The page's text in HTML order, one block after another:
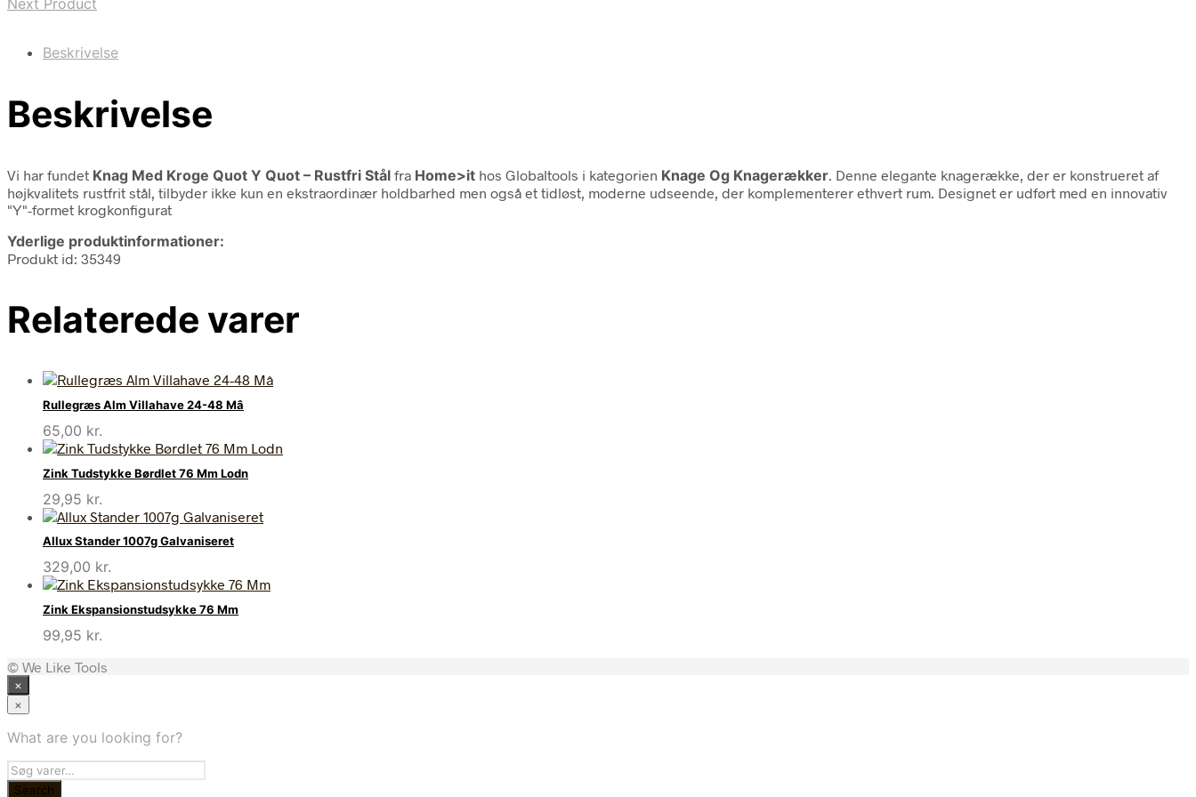
Beskrivelse
Beskrivelse
Vi har fundet Knag Med Kroge Quot Y Quot – Rustfri Stål fra Home>it hos Globaltools i kategorien Knage Og Knagerækker . Denne elegante knagerække, der er konstrueret af
højkvalitets rustfrit stål, tilbyder ikke kun en ekstraordinær holdbarhed men også et tidløst, moderne udseende, der komplementerer ethvert rum. Designet er udført med en innovativ
"Y"-formet krogkonfigurat
Yderlige produktinformationer:
Produkt id: 35349
Relaterede varer
Rullegræs Alm Villahave 24-48 Mâ
65,00 kr.
Zink Tudstykke Børdlet 76 Mm Lodn
29,95 kr.
Allux Stander 1007g Galvaniseret
329,00 kr.
Zink Ekspansionstudsykke 76 Mm
99,95 kr.
© We Like Tools
×
×
What are you looking for?